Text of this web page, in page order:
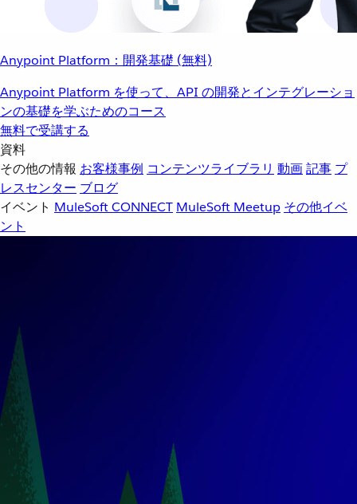
Anypoint Platform：開発基礎 (無料)
Anypoint Platform を使って、API の開発とインテグレーショ
ンの基礎を学ぶためのコース
無料で受講する
資料
その他の情報 お客様事例 コンテンツライブラリ 動画記事 プ
レスセンター ブログ
イベント MuleSoft CONNECT MuleSoft Meetup その他イベ
ント